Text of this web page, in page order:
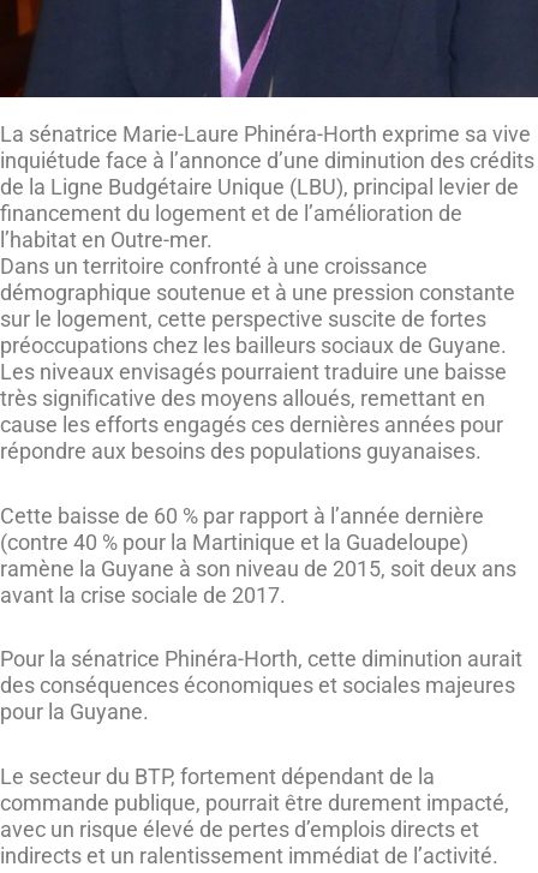
La sénatrice Marie-Laure Phinéra-Horth exprime sa vive
inquiétude face à l’annonce d’une diminution des crédits
de la Ligne Budgétaire Unique (LBU), principal levier de
financement du logement et de l’amélioration de
l’habitat en Outre-mer.
Dans un territoire confronté à une croissance
démographique soutenue et à une pression constante
sur le logement, cette perspective suscite de fortes
préoccupations chez les bailleurs sociaux de Guyane.
Les niveaux envisagés pourraient traduire une baisse
très significative des moyens alloués, remettant en
cause les efforts engagés ces dernières années pour
répondre aux besoins des populations guyanaises.
Cette baisse de 60 % par rapport à l’année dernière
(contre 40 % pour la Martinique et la Guadeloupe)
ramène la Guyane à son niveau de 2015, soit deux ans
avant la crise sociale de 2017.
Pour la sénatrice Phinéra-Horth, cette diminution aurait
des conséquences économiques et sociales majeures
pour la Guyane.
Le secteur du BTP, fortement dépendant de la
commande publique, pourrait être durement impacté,
avec un risque élevé de pertes d’emplois directs et
indirects et un ralentissement immédiat de l’activité.